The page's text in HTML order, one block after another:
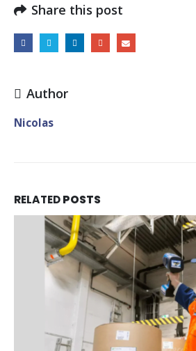
Share this post
Author
Nicolas
RELATEDPOSTS